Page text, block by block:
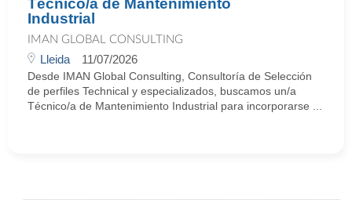
Técnico/a de Mantenimiento
Industrial
IMAN GLOBAL CONSULTING
Lleida 11/07/2026
Desde IMAN Global Consulting, Consultoría de Selección
de perfiles Technical y especializados, buscamos un/a
Técnico/a de Mantenimiento Industrial para incorporarse ...